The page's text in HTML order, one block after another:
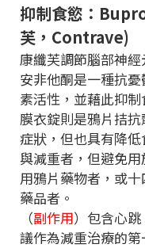
抑制食慾：
芙， Contrave)
康纖芙調節腦部神
安非他酮是一種抗
素活性，並藉此抑
膜衣錠則是鴉片拮
症狀，但也具有降
與減重者，但避免
用鴉片藥物者，或
藥品者。
（副作用）包含心
議作為減重治療的第